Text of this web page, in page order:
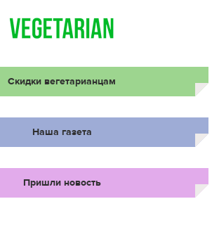
Скидки вегетарианцам
Наша газета
Пришли новость